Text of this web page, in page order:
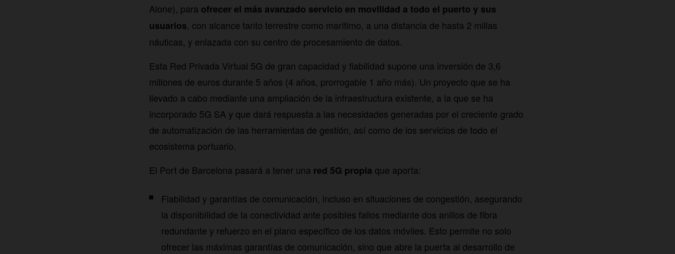
Alone), para ofrecer el más avanzado servicio en movilidad a todo el puerto y sus
usuarios, con alcance tanto terrestre como marítimo, a una distancia de hasta 2 millas
náuticas, y enlazada con su centro de procesamiento de datos.
Esta Red Privada Virtual 5G de gran capacidad y fiabilidad supone una inversión de 3,6
millones de euros durante 5 años (4 años, prorrogable 1 año más). Un proyecto que se ha
llevado a cabo mediante una ampliación de la infraestructura existente, a la que se ha
incorporado 5G SA y que dará respuesta a las necesidades generadas por el creciente grado
de automatización de las herramientas de gestión, así como de los servicios de todo el
ecosistema portuario.
El Port de Barcelona pasará a tener una red 5G propia que aporta:
Fiabilidad y garantías de comunicación, incluso en situaciones de congestión, asegurando
la disponibilidad de la conectividad ante posibles fallos mediante dos anillos de fibra
redundante y refuerzo en el plano específico de los datos móviles. Esto permite no solo
ofrecer las máximas garantías de comunicación, sino que abre la puerta al desarrollo de